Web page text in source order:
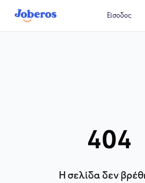
Είσοδος
404
Η σελίδα δεν